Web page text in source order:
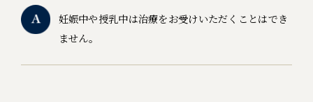
妊娠中や授乳中は治療をお受けいただくことはでき
ません。